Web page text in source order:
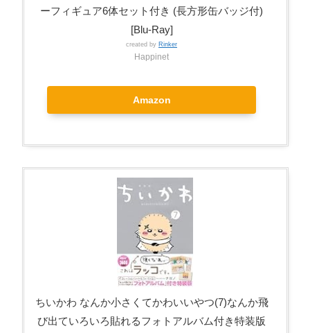
ーフィギュア6体セット付き (長方形缶バッジ付)
[Blu-Ray]
created by Rinker
Happinet
Amazon
ちいかわ なんか小さくてかわいいやつ(7)なんか飛
び出ていろいろ貼れるフォトアルバム付き特装版